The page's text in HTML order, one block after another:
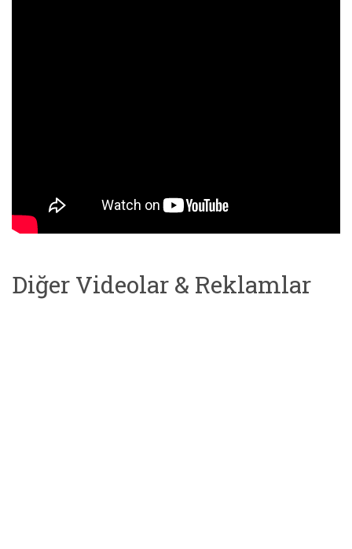
Diğer Videolar & Reklamlar